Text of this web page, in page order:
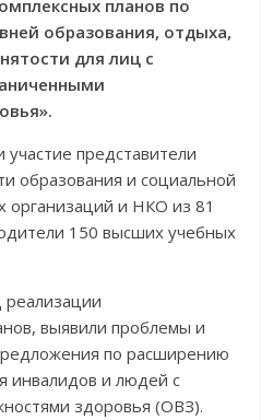
планов по
образования, отдыха,
для лиц с
представители
образования и социальной
и НКО из 81
150 высших учебных
реализации
выявили проблемы и
по расширению
инвалидов и людей с
здоровья (ОВЗ).